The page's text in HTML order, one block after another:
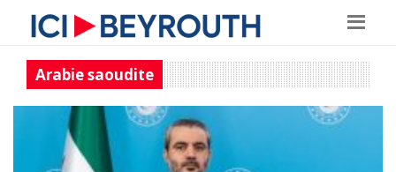
Arabie saoudite